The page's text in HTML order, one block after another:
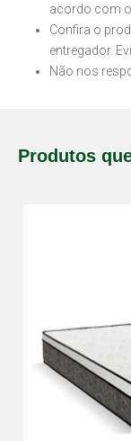
acordo com o
Confira o
entregador.
Não nos
Produtos